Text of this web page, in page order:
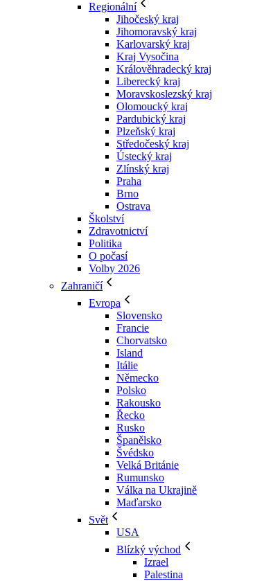
Regionální
Jihočeský kraj
Jihomoravský kraj
Karlovarský kraj
Kraj Vysočina
Králověhradecký kraj
Liberecký kraj
Moravskoslezský kraj
Olomoucký kraj
Pardubický kraj
Plzeňský kraj
Středočeský kraj
Ústecký kraj
Zlínský kraj
Praha
Brno
Ostrava
Školství
Zdravotnictví
Politika
O počasí
Volby 2026
Zahraničí
Evropa
Slovensko
Francie
Chorvatsko
Island
Itálie
Německo
Polsko
Rakousko
Řecko
Rusko
Španělsko
Švédsko
Velká Británie
Rumunsko
Válka na Ukrajině
Maďarsko
Svět
USA
Blízký východ
Izrael
Palestina